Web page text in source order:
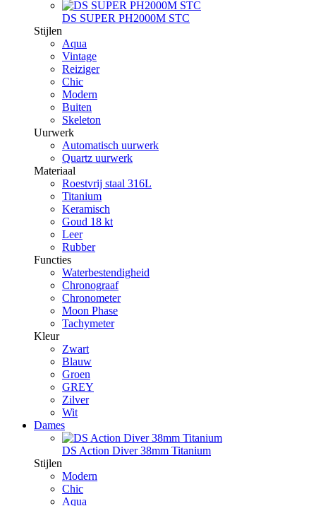
DS SUPER PH2000M STC
Stijlen
Aqua
Vintage
Reiziger
Chic
Modern
Buiten
Skeleton
Uurwerk
Automatisch uurwerk
Quartz uurwerk
Materiaal
Roestvrij staal 316L
Titanium
Keramisch
Goud 18 kt
Leer
Rubber
Functies
Waterbestendigheid
Chronograaf
Chronometer
Moon Phase
Tachymeter
Kleur
Zwart
Blauw
Groen
GREY
Zilver
Wit
Dames
DS Action Diver 38mm Titanium
Stijlen
Modern
Chic
Aqua